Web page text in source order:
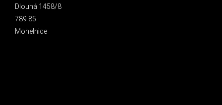
Dlouhá 1458/8
789 85
Mohelnice